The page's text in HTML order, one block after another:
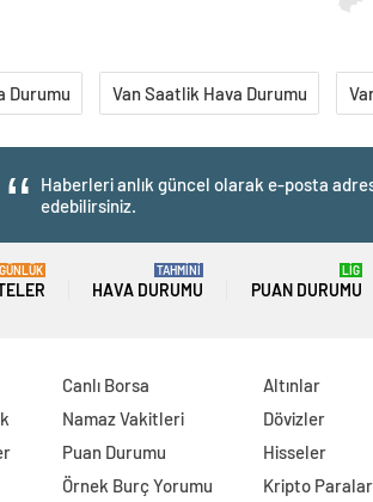
Durumu Van Saatlik Hava Durumu
Haberleri anlık güncel olarak e-posta
edebilirsiniz.
GÜNLÜK
HAVA DURUMU
TAHMİNİ
PUAN DURUMU
LİG
Canlı Borsa
Namaz Vakitleri
Puan Durumu
Örnek Burç Yorumu
Altınlar
Dövizler
Hisseler
Kripto Paralar